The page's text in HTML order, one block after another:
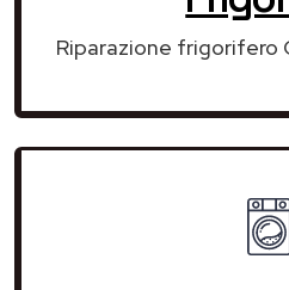
Riparazione frigorifero